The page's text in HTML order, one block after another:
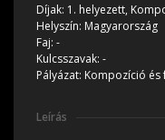
Díjak: 1. helyezett,
Helyszín: Magyarország
Faj: -
Kulcsszavak: -
Pályázat: Kompozíció és
Leírás